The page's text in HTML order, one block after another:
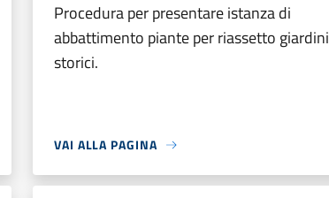
Procedura per presentare istanza di
abbattimento piante per riassetto giardini
storici.
VAI ALLA PAGINA